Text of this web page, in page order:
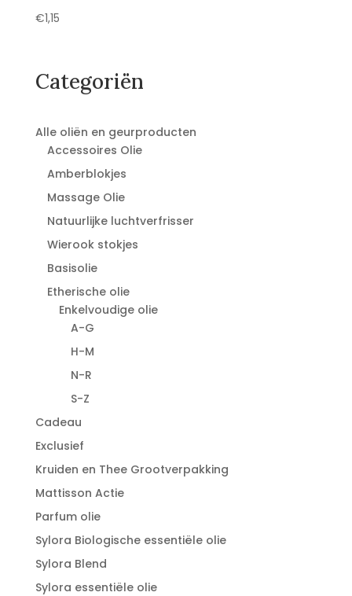
€1,15
Categoriën
Alle oliën en geurproducten
Accessoires Olie
Amberblokjes
Massage Olie
Natuurlijke luchtverfrisser
Wierook stokjes
Basisolie
Etherische olie
Enkelvoudige olie
A-G
H-M
N-R
S-Z
Cadeau
Exclusief
Kruiden en Thee Grootverpakking
Mattisson Actie
Parfum olie
Sylora Biologische essentiële olie
Sylora Blend
Sylora essentiële olie